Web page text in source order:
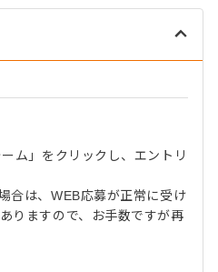
ム」をクリックし、エントリ
合は、WEB応募が正常に受け
りますので、お手数ですが再